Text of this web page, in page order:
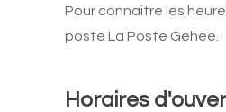
Pour connaitre les
poste La Poste Gehee.
Horaires